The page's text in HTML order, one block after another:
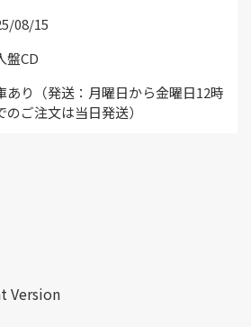
08/15
盤CD
あり（発送：月曜日から金曜日12時
のご注文は当日発送）
Version